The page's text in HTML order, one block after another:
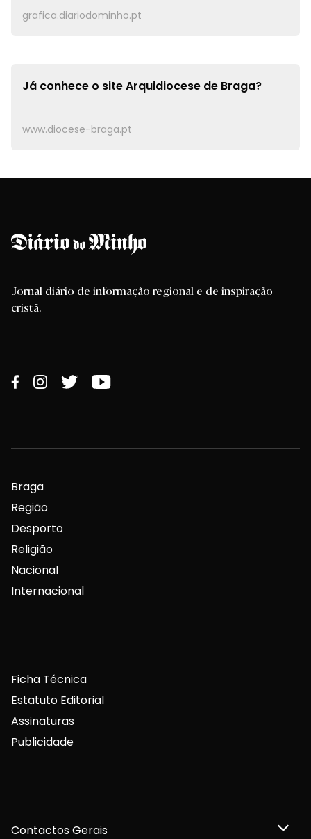
grafica.diariodominho.pt
Já conhece o siteArquidiocese de Braga?
www.diocese-braga.pt
Jornal diário de informação regional e de inspiração
cristã.
Braga
Região
Desporto
Religião
Nacional
Internacional
Ficha Técnica
Estatuto Editorial
Assinaturas
Publicidade
Contactos Gerais